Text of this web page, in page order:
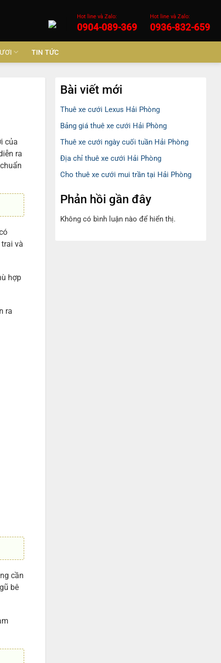
Hot line và Zalo:
0904-089-369
Hot line và Zalo:
0936-832-659
TIN TỨC
của
ra
và
hợp
ra
cần
bê
Bài viết mới
Thuê xe cưới Lexus Hải Phòng
Bảng giá thuê xe cưới Hải Phòng
Thuê xe cưới ngày cuối tuần Hải Phòng
Địa chỉ thuê xe cưới Hải Phòng
Cho thuê xe cưới mui trần tại Hải Phòng
Phản hồi gần đây
Không có bình luận nào để hiển thị.